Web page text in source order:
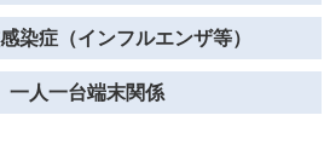
染症（インフルエンザ等）
一人一台端末関係